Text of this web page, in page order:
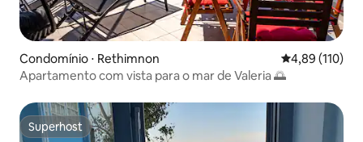
Condomínio ⋅ Rethimnon 4,89 de uma
4,89 (110)
Apartamento com vista para o mar de Valeria 🌅
Superhost
Superhost